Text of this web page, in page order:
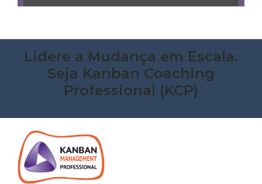
Lidere a Mudança em Escala.
Seja Kanban Coaching
Professional (KCP)